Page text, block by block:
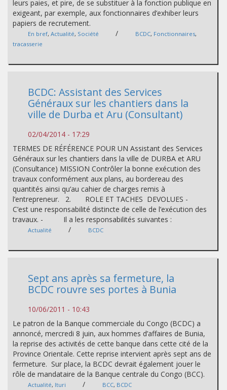
leurs paies, et pire, de se substituer à la fonction publique en
exigeant, par exemple, aux fonctionnaires d’exhiber leurs
papiers de recrutement.
En bref, Actualité, Société / BCDC, Fonctionnaires,
tracasserie
BCDC: Assistant des Services
Généraux sur les chantiers dans la
ville de Durba et Aru (Consultant)
02/04/2014 - 17:29
TERMES DE RÉFÉRENCE POUR UN Assistant des Services
Généraux sur les chantiers dans la ville de DURBA et ARU
(Consultance) MISSION Contrôler la bonne exécution des
travaux conformément aux plans, au bordereau des
quantités ainsi qu’au cahier de charges remis à
l’entrepreneur. 2. ROLE ET TACHES DEVOLUES -
C’est une responsabilité distincte de celle de l’exécution des
travaux. - Il a les responsabilités suivantes :
Actualité / BCDC
Sept ans après sa fermeture, la
BCDC rouvre ses portes à Bunia
10/06/2011 - 10:43
Le patron de la Banque commerciale du Congo (BCDC) a
annoncé, mercredi 8 juin, aux hommes d’affaires de Bunia,
la reprise des activités de cette banque dans cette cité de la
Province Orientale. Cette reprise intervient après sept ans de
fermeture. Sur place, la BCDC devrait également jouer le
rôle de mandataire de la Banque centrale du Congo (BCC).
Actualité, Ituri / BCC, BCDC